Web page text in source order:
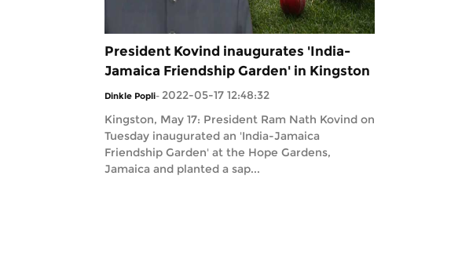
President Kovind inaugurates 'India-
Jamaica Friendship Garden' in Kingston
Dinkle Popli- 2022-05-17 12:48:32
Kingston, May 17: President Ram Nath Kovind on
Tuesday inaugurated an 'India-Jamaica
Friendship Garden' at the Hope Gardens,
Jamaica and planted a sap...